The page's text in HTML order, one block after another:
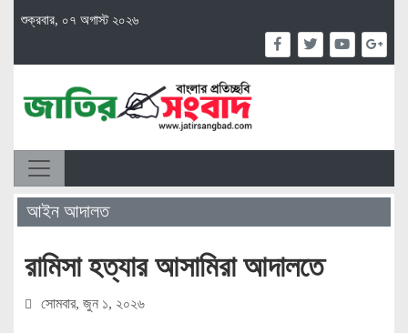
শুক্রবার, ০৭ অগাস্ট ২০২৬
আইন আদালত
রামিসা হত্যার আসামিরা আদালতে
সোমবার, জুন ১, ২০২৬